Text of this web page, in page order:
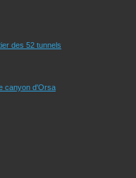
des 52 tunnels
canyon d'Orsa